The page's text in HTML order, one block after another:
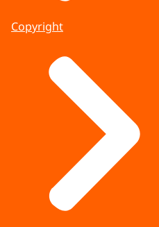
Copyright